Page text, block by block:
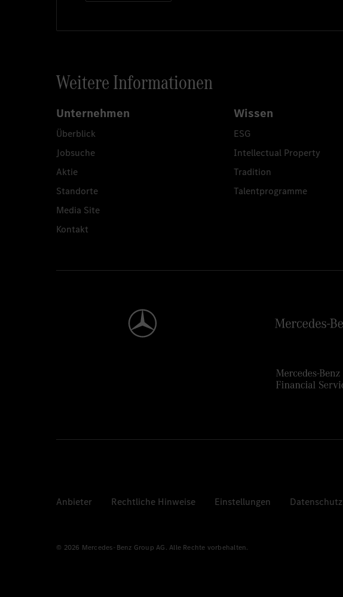
Weitere Informationen
Unternehmen
Überblick
Jobsuche
Aktie
Standorte
Media Site
Kontakt
Wissen
ESG
Intellectual Property
Tradition
Talentprogramme
Anbieter Rechtliche Hinweise Einstellungen Datenschutz
© 2026 Mercedes-Benz Group AG. Alle Rechte vorbehalten.